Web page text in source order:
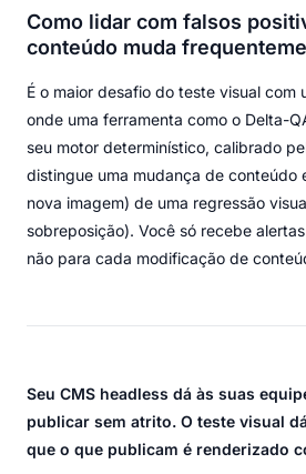
Como lidar com falsos
conteúdo muda
É o maior desafio do teste visual com
onde uma ferramenta como o Delta-
seu motor determinístico, calibrado
distingue uma mudança de conteúdo
nova imagem) de uma regressão
sobreposição). Você só recebe
não para cada modificação de
Seu CMS headless dá às suas
publicar sem atrito. O teste visual
que o que publicam é renderizado